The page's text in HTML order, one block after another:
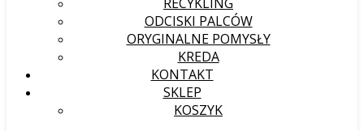
ODCISKI PALCÓW
ORYGINALNE POMYSŁY
KREDA
KONTAKT
SKLEP
KOSZYK